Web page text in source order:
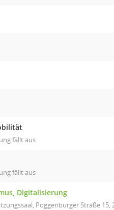
fällt aus
fällt aus
Digitalisierung
Poggenburger Straße 15,